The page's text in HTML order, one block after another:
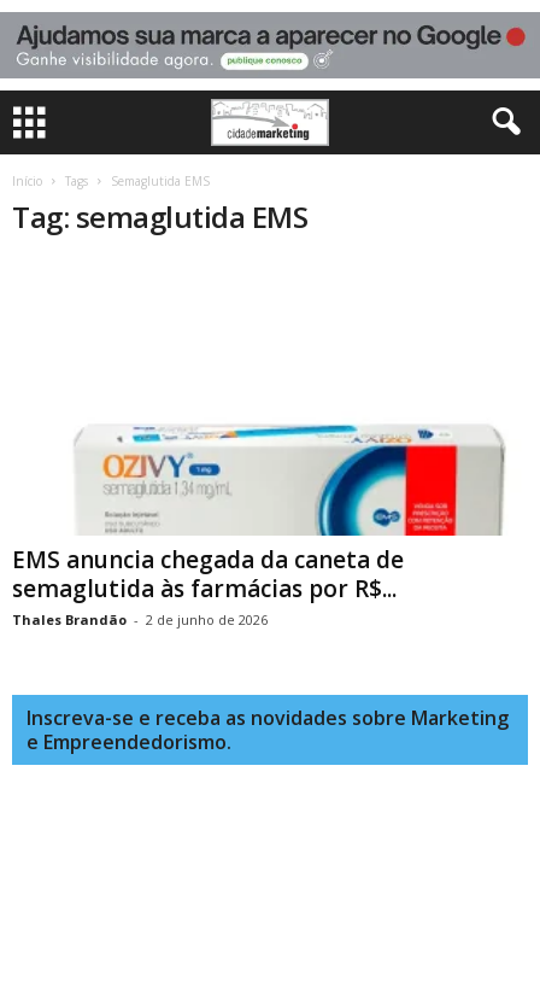
Início Tags Semaglutida EMS
Tag: semaglutida EMS
EMS anuncia chegada da caneta de
semaglutida às farmácias por R$...
Thales Brandão - 2 de junho de 2026
Inscreva-se e receba as novidades sobre Marketing
e Empreendedorismo.